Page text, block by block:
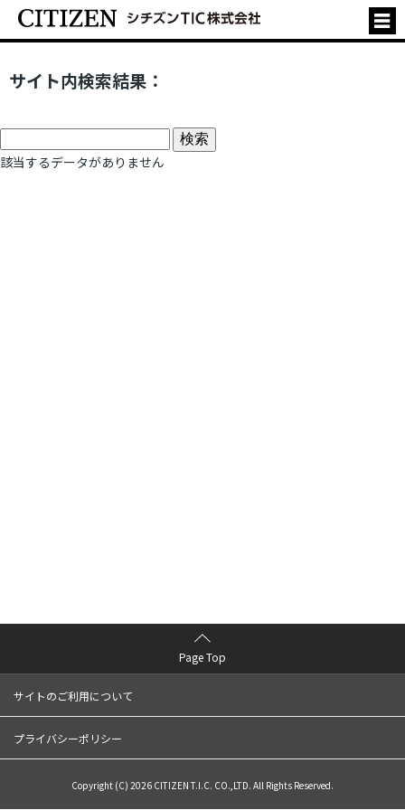
サイト内検索結果：
該当するデータがありません
Page Top
サイトのご利用について
プライバシーポリシー
Copyright (C) 2026 CITIZEN T.I.C. CO.,LTD. All Rights Reserved.